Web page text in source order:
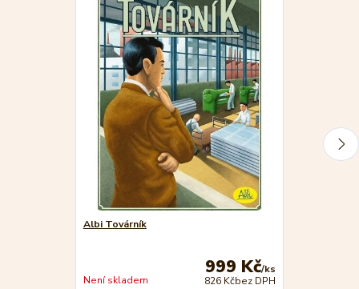
Albi Továrník
999 Kč/ks
826 Kčbez DPH
Není skladem